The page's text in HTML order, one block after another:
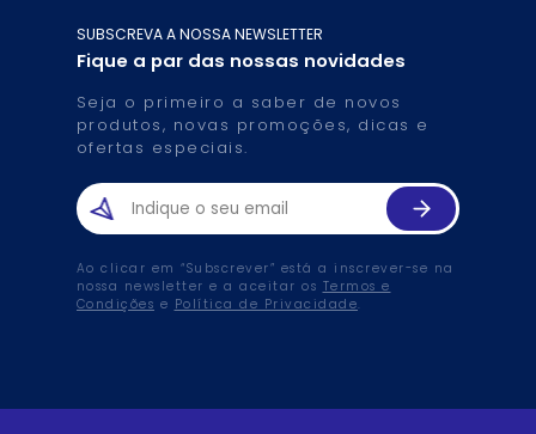
SUBSCREVA A NOSSA NEWSLETTER
Fique a par das nossas novidades
Seja o primeiro a saber de novos
produtos, novas promoções, dicas e
ofertas especiais.
Ao clicar em “Subscrever” está a inscrever-se na
nossa newsletter e a aceitar os Termos e
Condições e Política de Privacidade.